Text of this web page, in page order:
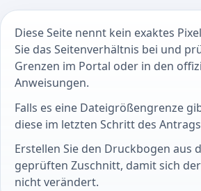
Diese Seite nennt kein exaktes
Sie das Seitenverhältnis bei und
Grenzen im Portal oder in den
Anweisungen.
Falls es eine Dateigrößengrenze
diese im letzten Schritt des
Erstellen Sie den Druckbogen aus
geprüften Zuschnitt, damit sich
nicht verändert.